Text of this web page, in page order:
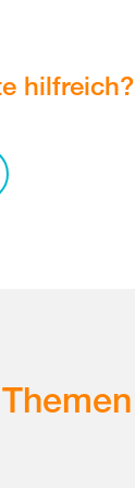
hilfreich?